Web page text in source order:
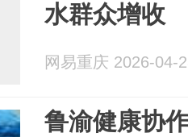
水群众增收
网易重庆 2026-04-
鲁渝健康协